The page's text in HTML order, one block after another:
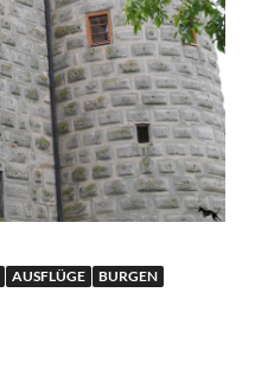
AUSFLÜGE BURGEN